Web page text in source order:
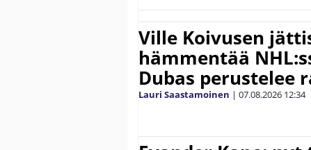
Ville Koivusen
hämmentää
Dubas perustelee
Lauri Saastamoinen | 07.08.2026 12:34